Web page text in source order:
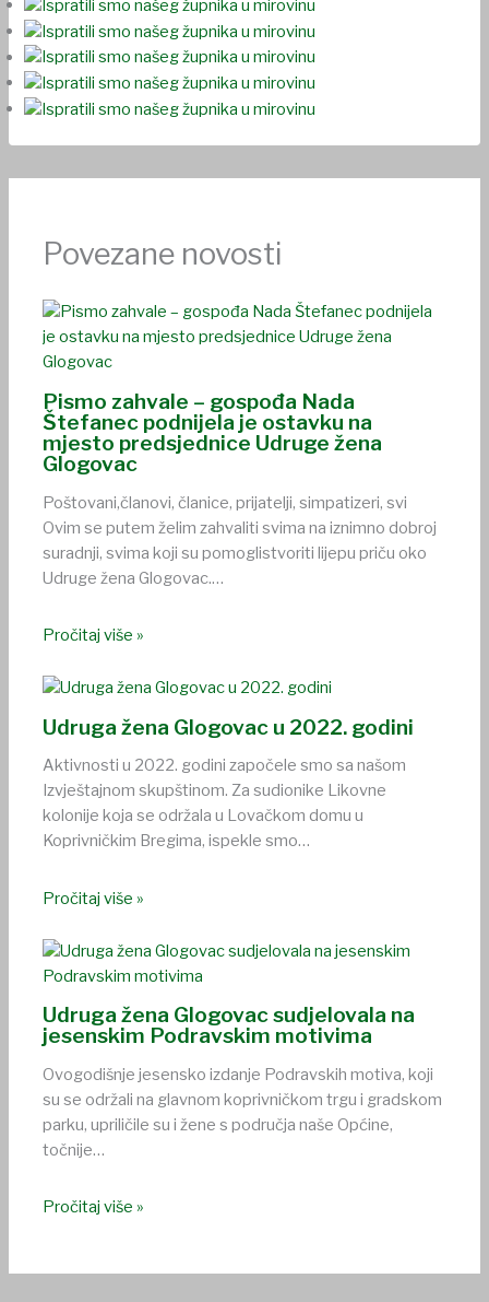
Povezane novosti
Pismo zahvale – gospođa Nada
Štefanec podnijela je ostavku na
mjesto predsjednice Udruge žena
Glogovac
Poštovani,članovi, članice, prijatelji, simpatizeri, svi
Ovim se putem želim zahvaliti svima na iznimno dobroj
suradnji, svima koji su pomoglistvoriti lijepu priču oko
Udruge žena Glogovac.…
Pročitaj više »
Udruga žena Glogovac u 2022. godini
Aktivnosti u 2022. godini započele smo sa našom
Izvještajnom skupštinom. Za sudionike Likovne
kolonije koja se održala u Lovačkom domu u
Koprivničkim Bregima, ispekle smo…
Pročitaj više »
Udruga žena Glogovac sudjelovala na
jesenskim Podravskim motivima
Ovogodišnje jesensko izdanje Podravskih motiva, koji
su se održali na glavnom koprivničkom trgu i gradskom
parku, upriličile su i žene s područja naše Općine,
točnije…
Pročitaj više »